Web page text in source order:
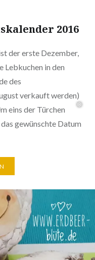
2016
der erste Dezember,
Lebkuchen in den
des
verkauft werden)
eins der Türchen
gewünschte Datum